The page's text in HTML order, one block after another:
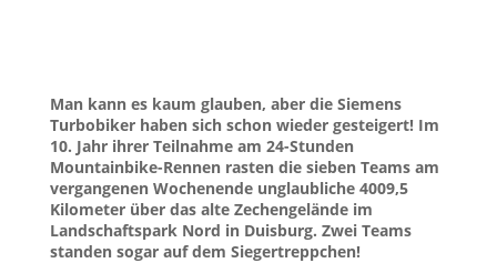
Man kann es kaum glauben, aber die Siemens
Turbobiker haben sich schon wieder gesteigert! Im
10. Jahr ihrer Teilnahme am 24-Stunden
Mountainbike-Rennen rasten die sieben Teams am
vergangenen Wochenende unglaubliche 4009,5
Kilometer über das alte Zechengelände im
Landschaftspark Nord in Duisburg. Zwei Teams
standen sogar auf dem Siegertreppchen!